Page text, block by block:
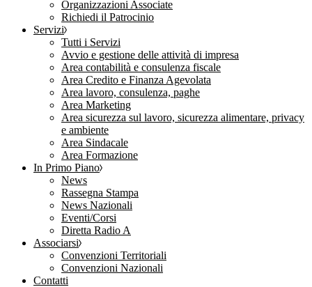
Organizzazioni Associate
Richiedi il Patrocinio
Servizi
Tutti i Servizi
Avvio e gestione delle attività di impresa
Area contabilità e consulenza fiscale
Area Credito e Finanza Agevolata
Area lavoro, consulenza, paghe
Area Marketing
Area sicurezza sul lavoro, sicurezza alimentare, privacy
e ambiente
Area Sindacale
Area Formazione
In Primo Piano
News
Rassegna Stampa
News Nazionali
Eventi/Corsi
Diretta Radio A
Associarsi
Convenzioni Territoriali
Convenzioni Nazionali
Contatti